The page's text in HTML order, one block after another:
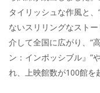
タイリッシュな作風と
ないスリリングなスト
介して全国に広がり、“
ン：インポッシブル』”
れ、上映館数が100館を